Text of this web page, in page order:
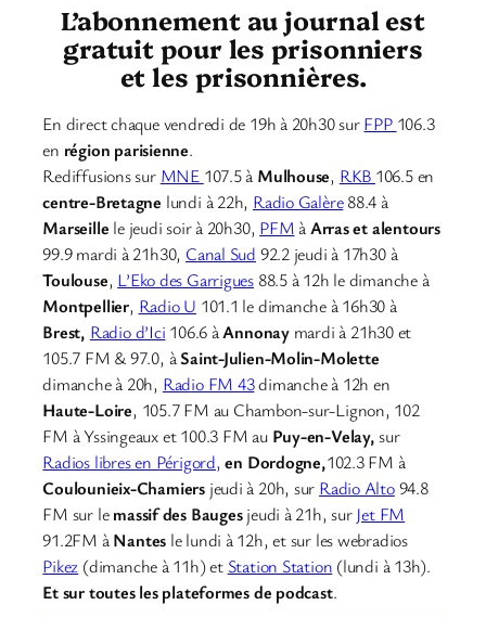
L’abonnement au journal est
gratuit pour les prisonniers
et les prisonnières.
En direct chaque vendredi de 19h à 20h30 surFPP 106.3
en région parisienne.
Rediffusions sur MNE 107.5 à Mulhouse, RKB 106.5 en
centre-Bretagne lundi à 22h, Radio Galère88.4 à
Marseille le jeudi soir à 20h30, PFMàArras et alentours
99.9 mardi à 21h30, Canal Sud 92.2 jeudi à 17h30 à
Toulouse, L’Eko des Garrigues 88.5 à 12h le dimanche à
Montpellier, Radio U 101.1 le dimanche à 16h30 à
Brest, Radio d’Ici 106.6 àAnnonay mardi à 21h30 et
105.7 FM & 97.0, àSaint-Julien-Molin-Molette
dimanche à 20h, Radio FM 43dimanche à 12h en
Haute-Loire, 105.7 FM au Chambon-sur-Lignon, 102
FM à Yssingeaux et 100.3 FM au Puy-en-Velay,sur
Radios libres en Périgord, en Dordogne,102.3 FM à
Coulounieix-Chamiers jeudi à 20h, sur Radio Alto94.8
FM sur lemassif des Baugesjeudi à 21h, sur Jet FM
91.2FM àNantes le lundi à 12h, et sur les webradios
Pikez (dimanche à 11h) et Station Station (lundi à 13h).
Et sur toutes les plateformes de podcast.